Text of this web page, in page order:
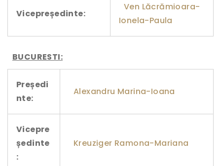
Vicepreședinte:
Ven Lăcrămioara-
Ionela-Paula
BUCURESTI:
Președi
nte:
Alexandru Marina-Ioana
Vicepre
ședinte
:
Kreuziger Ramona-Mariana